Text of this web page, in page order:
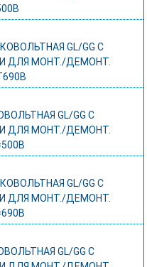
GL/GG С
ДЛЯ МОНТ./ДЕМОНТ.
GL/GG С
ДЛЯ МОНТ./ДЕМОНТ.
GL/GG С
ДЛЯ МОНТ./ДЕМОНТ.
GL/GG С